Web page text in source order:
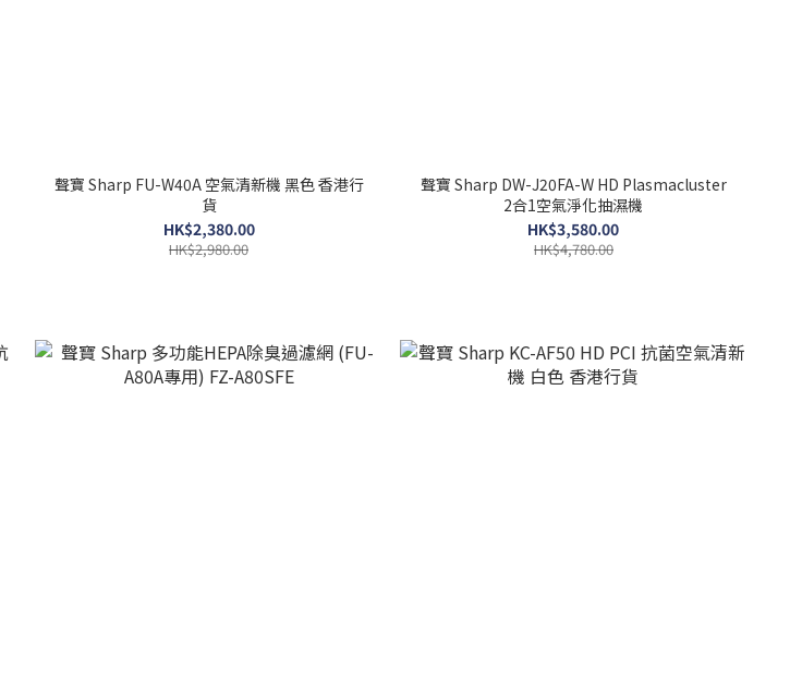
聲寶 Sharp FU-W40A 空氣清新機 黑色 香港行
貨
HK$2,380.00
HK$2,980.00
聲寶 Sharp DW-J20FA-W HD Plasmacluster
2合1空氣淨化抽濕機
HK$3,580.00
HK$4,780.00